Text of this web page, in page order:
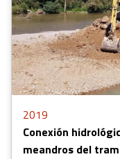
2019
Conexión
meandros del